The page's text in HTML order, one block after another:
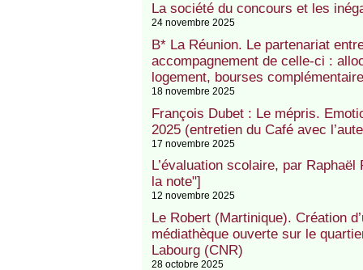
La société du concours et les
24 novembre 2025
B* La Réunion. Le partenariat
accompagnement de celle-ci :
logement, bourses
18 novembre 2025
François Dubet : Le mépris.
2025 (entretien du Café avec
17 novembre 2025
L’évaluation scolaire, par
la note"]
12 novembre 2025
Le Robert (Martinique). Création
médiathèque ouverte sur le
Labourg (CNR)
28 octobre 2025